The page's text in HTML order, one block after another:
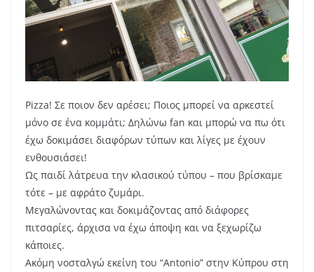
Pizza! Σε ποιον δεν αρέσει; Ποιος μπορεί να αρκεστεί
μόνο σε ένα κομμάτι; Δηλώνω fan και μπορώ να πω ότι
έχω δοκιμάσει διαφόρων τύπων και λίγες με έχουν
ενθουσιάσει!
Ως παιδί λάτρευα την κλασικού τύπου – που βρίσκαμε
τότε – με αφράτο ζυμάρι.
Μεγαλώνοντας και δοκιμάζοντας από διάφορες
πιτσαρίες, άρχισα να έχω άποψη και να ξεχωρίζω
κάποιες.
Ακόμη νοσταλγώ εκείνη του “Antonio” στην Κύπρου στη